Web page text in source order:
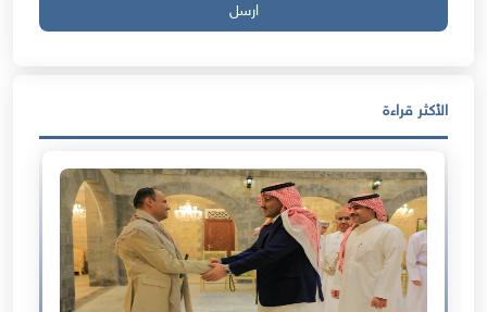
ارسل
الأكثر قراءة